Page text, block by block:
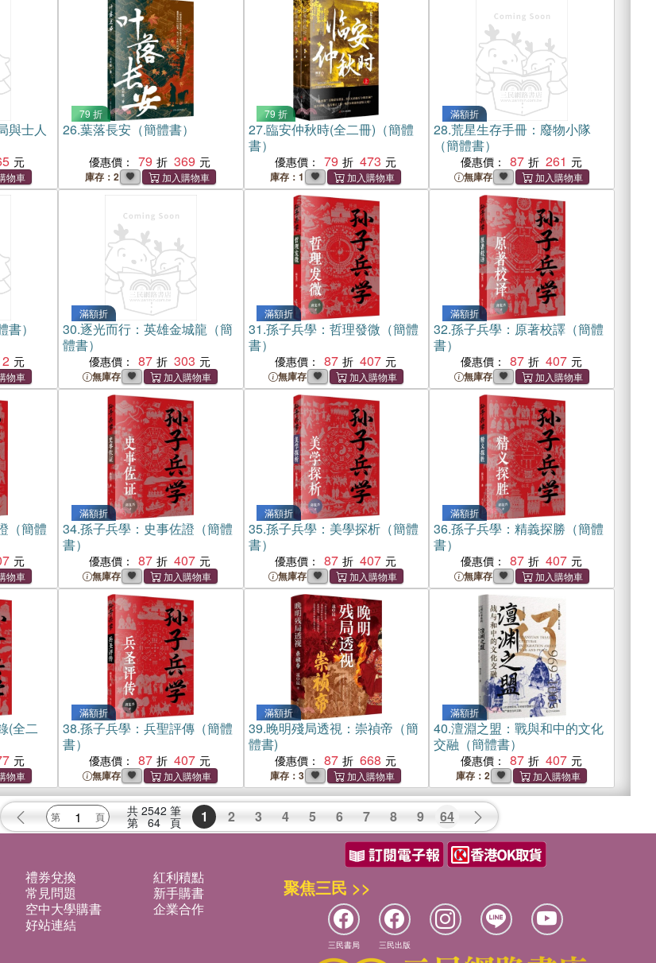
與士人
79 折
26.葉落長安（簡體書）
優惠價： 79 369
庫存：2
79 折
27.臨安仲秋時(全二冊)（簡體
書）
優惠價： 79 473
庫存：1
滿額折
28.荒星生存手冊：廢物小隊
（簡體書）
優惠價： 87 261
無庫存
）
滿額折
30.逐光而行：英雄金城龍（簡
體書）
優惠價： 87 303
無庫存
滿額折
31.孫子兵學：哲理發微（簡體
書）
優惠價： 87 407
無庫存
滿額折
32.孫子兵學：原著校譯（簡體
書）
優惠價： 87 407
無庫存
（簡體
滿額折
34.孫子兵學：史事佐證（簡體
書）
優惠價： 87 407
無庫存
滿額折
35.孫子兵學：美學探析（簡體
書）
優惠價： 87 407
無庫存
滿額折
36.孫子兵學：精義探勝（簡體
書）
優惠價： 87 407
無庫存
(全二
滿額折
38.孫子兵學：兵聖評傳（簡體
書）
優惠價： 87 407
無庫存
滿額折
39.晚明殘局透視：崇禎帝（簡
體書)
優惠價： 87 668
庫存：3
滿額折
40.澶淵之盟：戰與和中的文化
交融（簡體書）
優惠價： 87 407
庫存：2
共 2542 筆
第 64 頁 1 2 3 4 5 6 7 8 9 64
禮券兌換
紅利積點
常見問題
新手購書
空中大學購書
企業合作
好站連結
聚焦三民 >>
三民書局 三民出版